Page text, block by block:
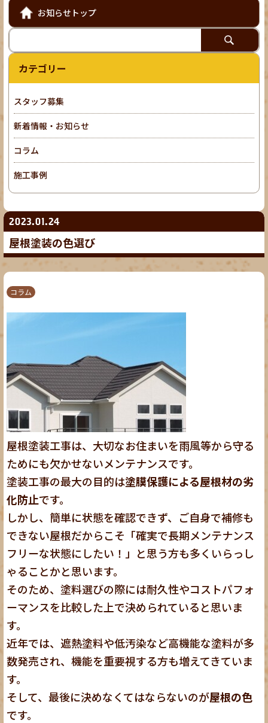
2023.01.24
屋根塗装の色選び
コラム
屋根塗装工事は、大切なお住まいを雨風等から守る
ためにも欠かせないメンテナンスです。
塗装工事の最大の目的は塗膜保護による屋根材の劣
化防止です。
しかし、簡単に状態を確認できず、ご自身で補修も
できない屋根だからこそ「確実で長期メンテナンス
フリーな状態にしたい！」と思う方も多くいらっし
ゃることかと思います。
そのため、塗料選びの際には耐久性やコストパフォ
ーマンスを比較した上で決められていると思いま
す。
近年では、遮熱塗料や低汚染など高機能な塗料が多
数発売され、機能を重要視する方も増えてきていま
す。
そして、最後に決めなくてはならないのが屋根の色
です。
お知らせトップ
カテゴリー
スタッフ募集
新着情報・お知らせ
コラム
施工事例